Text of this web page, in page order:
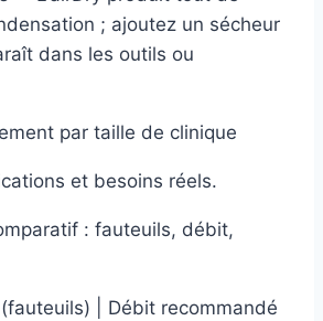
; ajoutez un sécheur
dans les outils ou
par taille de clinique
et besoins réels.
: fauteuils, débit,
(fauteuils) | Débit recommandé